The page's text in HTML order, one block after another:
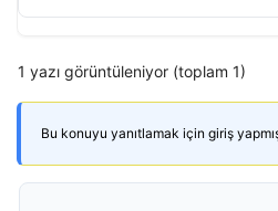
1 yazı görüntüleniyor (toplam 1)
Bu konuyu yanıtlamak için giriş yapmış